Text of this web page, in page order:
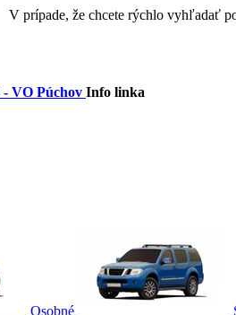
V prípade, že chcete rýchlo vyhľadať
- VO Púchov Info linka
Osobné